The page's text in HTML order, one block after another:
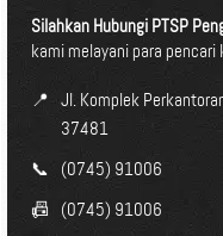
Silahkan Hubungi PTSP
kami melayani para
📍 Jl. Komplek
37481
📞 (0745) 91006
📠 (0745) 91006